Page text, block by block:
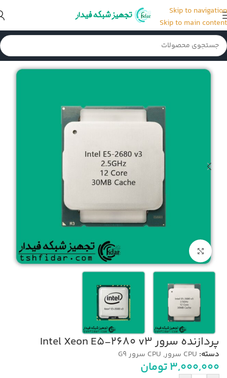
Skip to navigation
Skip to main content
خانه/CPU سرور /CPU سرور G9
بزرگنمایی تصویر
پردازنده سرور Intel Xeon E5-2680 v3
دسته: CPU سرور , CPU سرور G9
3,000,000تومان